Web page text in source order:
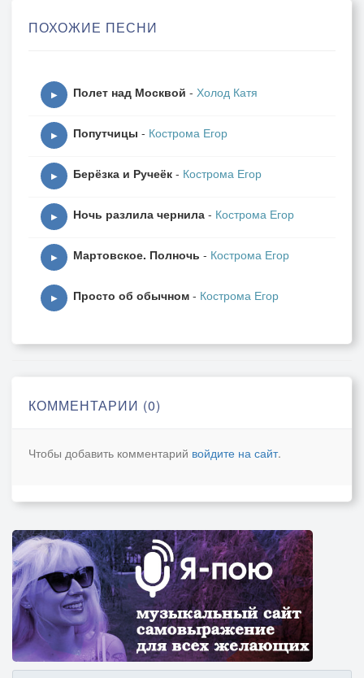
ПОХОЖИЕ ПЕСНИ
▶ Полет над Москвой - Холод Катя
▶ Попутчицы - Кострома Егор
▶ Берёзка и Ручеёк - Кострома Егор
▶ Ночь разлила чернила - Кострома Егор
▶ Мартовское. Полночь - Кострома Егор
▶ Просто об обычном - Кострома Егор
КОММЕНТАРИИ (0)
Чтобы добавить комментарий войдите на сайт.